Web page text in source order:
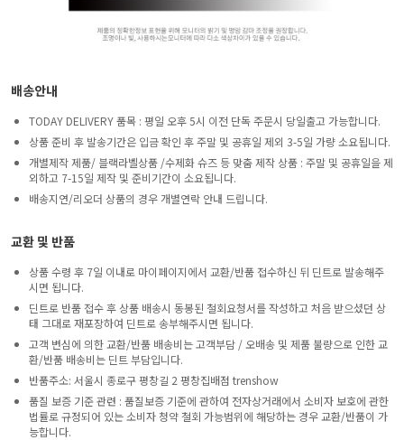
배송안내
TODAY DELIVERY 품목 : 평일 오후 5시 이전 단독 주문시 당일출고 가능합니다.
상품 준비 후 발송기간은 입금 확인 후 주말 및 공휴일 제외 3-5일 가량 소요됩니다.
개별제작 제품/ 블랙라벨상품 /수제화 슈즈 등 맞춤 제작 상품 : 주말 및 공휴일을 제
외하고 7-15일 제작 및 준비기간이 소요됩니다.
배송지연/리오더 상품의 경우 개별연락 안내 드립니다.
교환 및 반품
상품 수령 후 7일 이내로 마이페이지에서 교환/반품 접수하신 뒤 딘트로 발송해주
시면 됩니다.
딘트로 반품 접수 후 상품 배송시 동봉된 철회요청서를 작성하고 처음 받으셨던 상
태 그대로 재포장하여 딘트로 송부해주시면 됩니다.
고객 변심에 의한 교환/반품 배송비는 고객부담 / 오배송 및 제품 불량으로 인한 교
환/반품 배송비는 딘트 부담입니다.
반품주소: 서울시 종로구 평창길 2 평창집배점 trenshow
품질 보증 기준 관련 : 품질보증 기준에 관하여 전자상거래에서 소비자 보호에 관한
법률로 규정되어 있는 소비자 청약 철회 가능범위에 해당하는 경우 교환/반품이 가
능합니다.